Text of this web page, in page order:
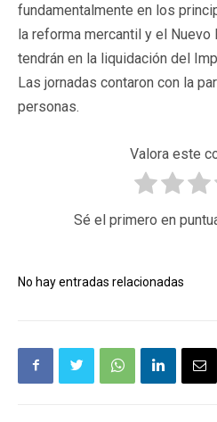
fundamentalmente en los
la reforma mercantil y el Nuevo
tendrán en la liquidación del
Las jornadas contaron con la
personas.
Valora este
Sé el primero en
No hay entradas relacionadas